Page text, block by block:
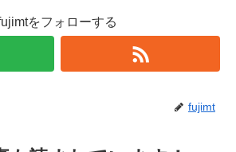
をフォローする
fujimt